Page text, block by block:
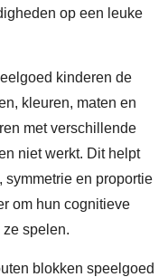
op een leuke
kinderen de
kleuren, maten en
met verschillende
niet werkt. Dit helpt
symmetrie en proportie
om hun cognitieve
spelen.
blokken speelgoed